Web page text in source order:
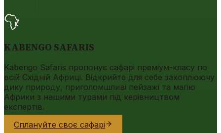
KABENGO SAFARIS
Kabengo Safaris пропонує сафарі преміум-класу по
всій Східній Африці. Відкрийте для себе захоплюючу
дику природу, приголомшливі пейзажі та магію
Африки з нашими турами під керівництвом
експертів.
Сплануйте своє сафарі